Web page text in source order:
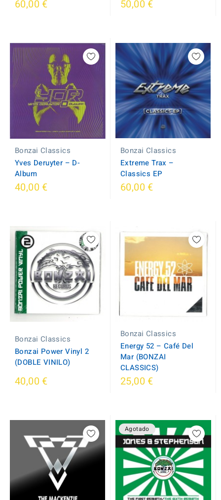
60,00 € 50,00 €
Bonzai Classics
Yves Deruyter ‎– D-
Album
40,00 €
Bonzai Classics
Extreme Trax ‎–
Classics EP
60,00 €
Bonzai Classics
Bonzai Power Vinyl 2
(DOBLE VINILO)
40,00 €
Bonzai Classics
Energy 52 – Café Del
Mar (BONZAI
CLASSICS)
25,00 €
Agotado